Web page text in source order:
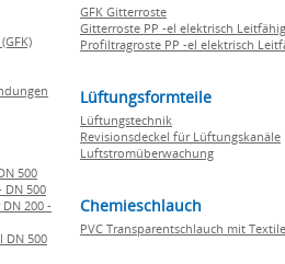
500
DN 500
200 -
DN 500
GFK Gitterroste
Gitterroste PP -el elektrisch Leitfähig
Profiltragroste PP -el elektrisch
Lüftungsformteile
Lüftungstechnik
Revisionsdeckel für Lüftungskanäle
Luftstromüberwachung
Chemieschlauch
PVC Transparentschlauch mit